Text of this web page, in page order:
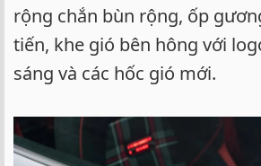
rộng chắn bùn rộng, ốp
tiến, khe gió bên hông với
sáng và các hốc gió mới.